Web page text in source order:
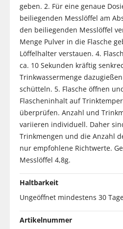
geben. 2. Für eine genaue
beiliegenden Messlöffel am
den beiliegenden Messlöffel
Menge Pulver in die Flasche
Löffelhalter verstauen. 4.
ca. 10 Sekunden kräftig
Trinkwassermenge
schütteln. 5. Flasche öffnen
Flascheninhalt auf
überprüfen. Anzahl und
variieren individuell. Daher
Trinkmengen und die Anzahl
nur empfohlene Richtwerte.
Messlöffel 4,8g.
Haltbarkeit
Ungeöffnet mindestens 30
Artikelnummer